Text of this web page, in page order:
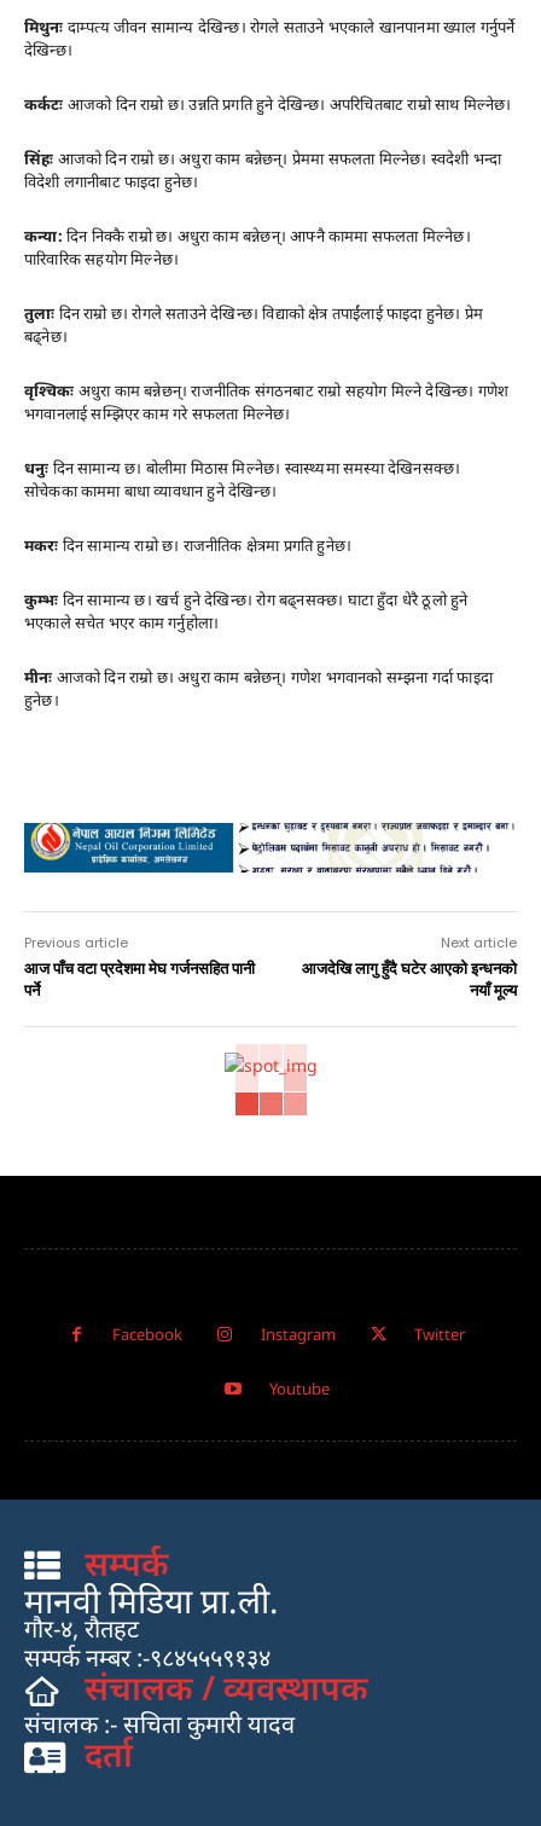
मिथुनः दाम्पत्य जीवन सामान्य देखिन्छ। रोगले सताउने भएकाले खानपानमा ख्याल गर्नुपर्ने
देखिन्छ।
कर्कटः आजको दिन राम्रो छ। उन्नति प्रगति हुने देखिन्छ। अपरिचितबाट राम्रो साथ मिल्नेछ।
सिंहः आजको दिन राम्रो छ। अधुरा काम बन्नेछन्। प्रेममा सफलता मिल्नेछ। स्वदेशी भन्दा
विदेशी लगानीबाट फाइदा हुनेछ।
कन्या: दिन निक्कै राम्रो छ। अधुरा काम बन्नेछन्। आफ्नै काममा सफलता मिल्नेछ।
पारिवारिक सहयोग मिल्नेछ।
तुलाः दिन राम्रो छ। रोगले सताउने देखिन्छ। विद्याको क्षेत्र तपाईंलाई फाइदा हुनेछ। प्रेम
बढ्नेछ।
वृश्चिकः अधुरा काम बन्नेछन्। राजनीतिक संगठनबाट राम्रो सहयोग मिल्ने देखिन्छ। गणेश
भगवानलाई सम्झिएर काम गरे सफलता मिल्नेछ।
धनुः दिन सामान्य छ। बोलीमा मिठास मिल्नेछ। स्वास्थ्यमा समस्या देखिनसक्छ।
सोचेकका काममा बाधा व्यावधान हुने देखिन्छ।
मकरः दिन सामान्य राम्रो छ। राजनीतिक क्षेत्रमा प्रगति हुनेछ।
कुम्भः दिन सामान्य छ। खर्च हुने देखिन्छ। रोग बढ्नसक्छ। घाटा हुँदा धेरै ठूलो हुने
भएकाले सचेत भएर काम गर्नुहोला।
मीनः आजको दिन राम्रो छ। अधुरा काम बन्नेछन्। गणेश भगवानको सम्झना गर्दा फाइदा
हुनेछ।
Previous article
आज पाँच वटा प्रदेशमा मेघ गर्जनसहित पानी
पर्ने
Next article
आजदेखि लागु हुँदै घटेर आएको इन्धनको
नयाँ मूल्य
Facebook Instagram Twitter
Youtube
सम्पर्क
मानवी मिडिया प्रा.ली.
गौर-४, रौतहट
सम्पर्क नम्बर :-९८४५५५९१३४
संचालक / व्यवस्थापक
संचालक :- सचिता कुमारी यादव
दर्ता